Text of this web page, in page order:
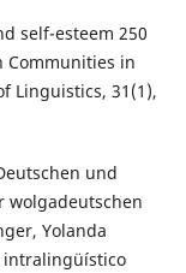
self-esteem 250
Communities in
Linguistics, 31(1),
und
wolgadeutschen
Yolanda
intralingüístico